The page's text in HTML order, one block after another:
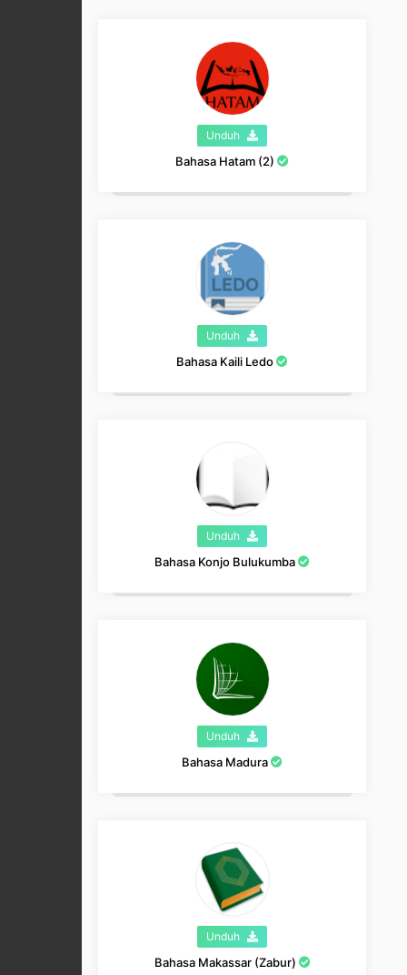
Unduh
Bahasa Hatam (2)
Unduh
Bahasa Kaili Ledo
Unduh
Bahasa Konjo Bulukumba
Unduh
Bahasa Madura
Unduh
Bahasa Makassar (Zabur)